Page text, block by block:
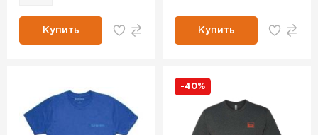
Купить Купить
-40%